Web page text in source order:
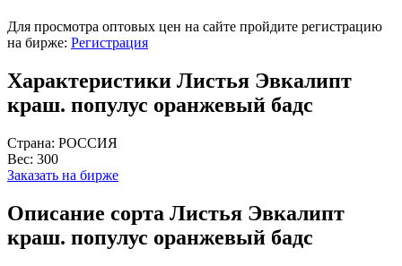
Для просмотра оптовых цен на сайте пройдите регистрацию
на бирже: Регистрация
Характеристики Листья Эвкалипт
краш. популус оранжевый бадс
Страна: РОССИЯ
Вес: 300
Заказать на бирже
Описание сорта Листья Эвкалипт
краш. популус оранжевый бадс